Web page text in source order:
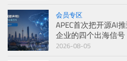
会员专区
APEC首次把开源AI
企业的四个出海信号
2026-08-05